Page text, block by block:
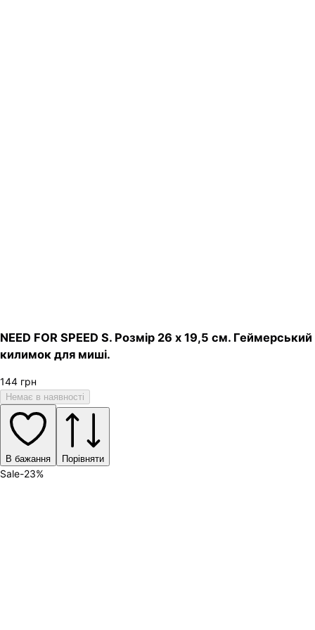
NEED FOR SPEED S. Розмір 26 х 19,5 см. Геймерський
килимок для миші.
144 грн
Немає в наявності
В бажання Порівняти
Sale-23%